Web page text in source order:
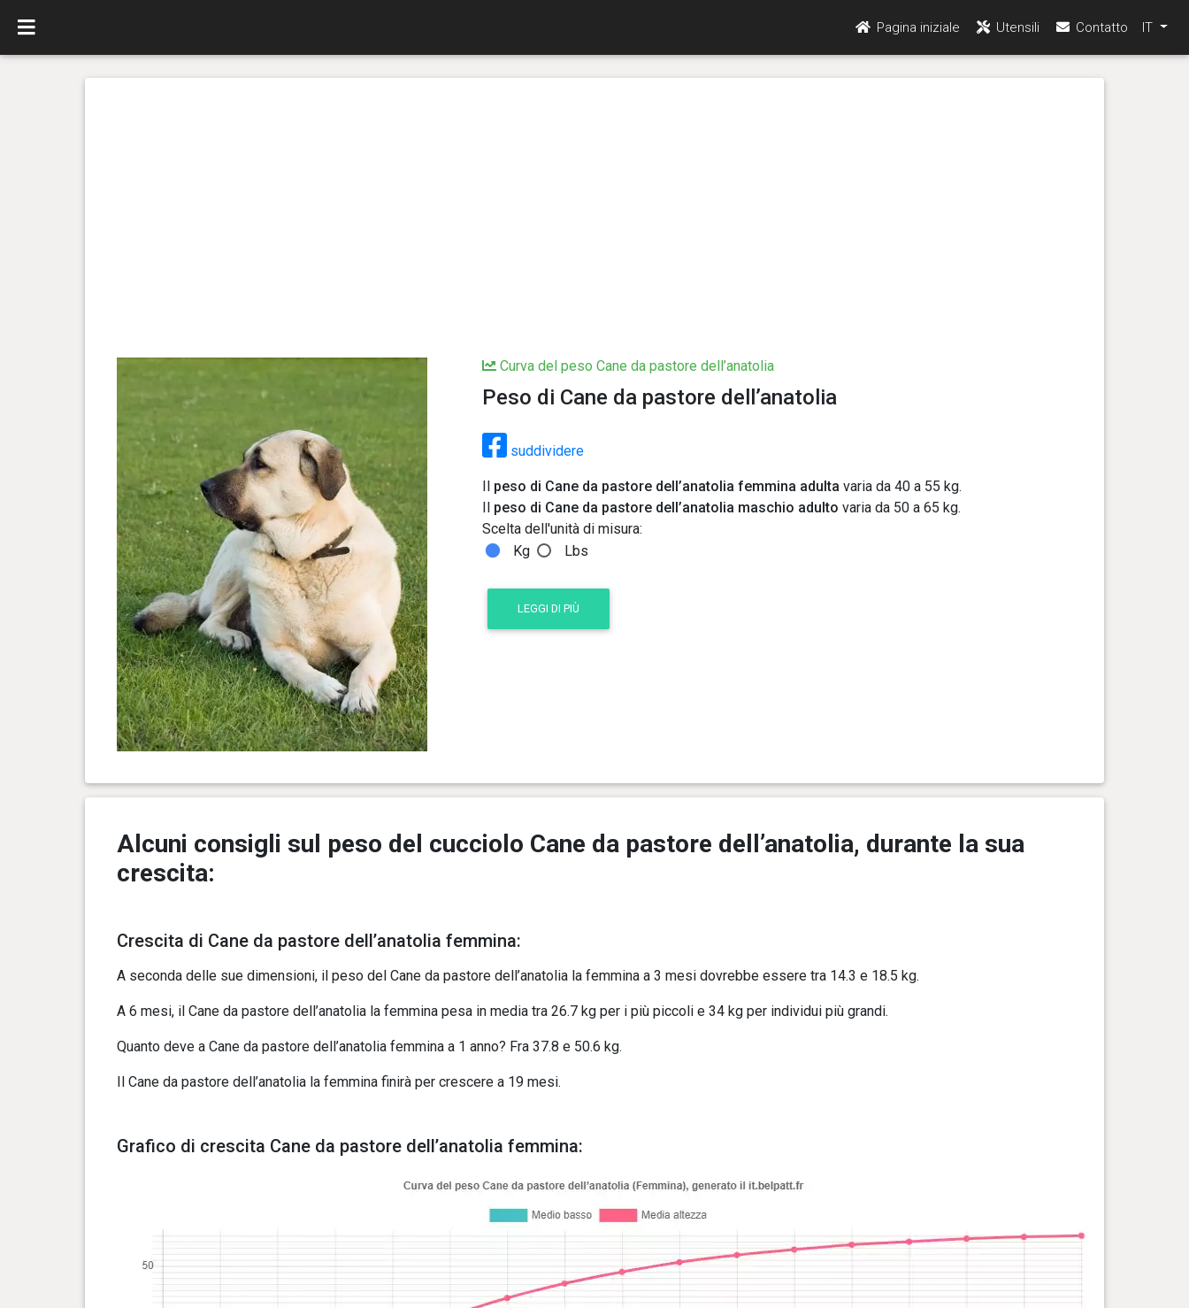
Pagina iniziale Utensili Contatto IT
Curva del peso Cane da pastore dell’anatolia
Peso di Cane da pastore dell’anatolia
suddividere
Il peso di Cane da pastore dell’anatolia femmina adulta varia da 40 a 55 kg.
Il peso di Cane da pastore dell’anatolia maschio adulto varia da 50 a 65 kg.
Scelta dell'unità di misura:
Kg
Lbs
LEGGI DI PIÙ
Alcuni consigli sul peso del cucciolo Cane da pastore dell’anatolia, durante la sua
crescita:
Crescita di Cane da pastore dell’anatolia femmina:
A seconda delle sue dimensioni, il peso del Cane da pastore dell’anatolia la femmina a 3 mesi dovrebbe essere tra 14.3 e 18.5 kg.
A 6 mesi, il Cane da pastore dell’anatolia la femmina pesa in media tra 26.7 kg per i più piccoli e 34 kg per individui più grandi.
Quanto deve a Cane da pastore dell’anatolia femmina a 1 anno? Fra 37.8 e 50.6 kg.
Il Cane da pastore dell’anatolia la femmina finirà per crescere a 19 mesi.
Grafico di crescita Cane da pastore dell’anatolia femmina: